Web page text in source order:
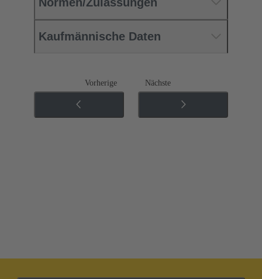
Kaufmännische Daten
Vorherige Nächste